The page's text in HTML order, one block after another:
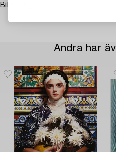
Bildrättigheter
Andra har